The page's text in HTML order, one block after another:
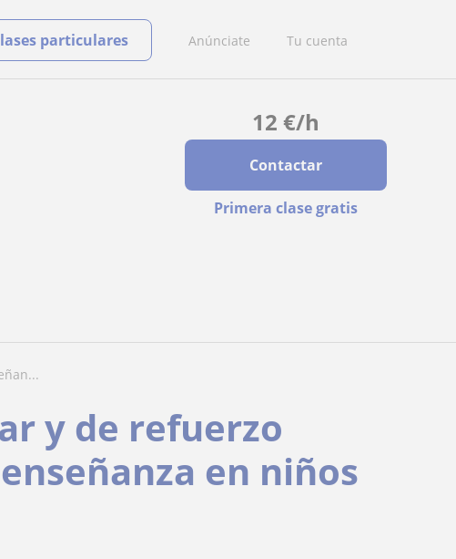
Anúnciate Tu cuenta
particulares
12 €/h
Contactar
Primera clase gratis
y de refuerzo
en niños